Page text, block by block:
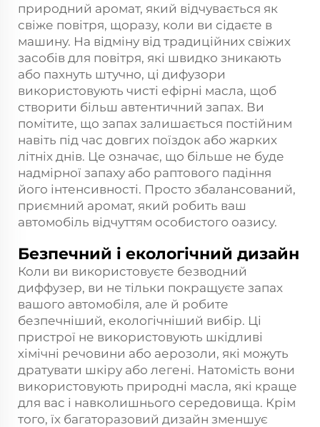
природний аромат, який відчувається як
свіже повітря, щоразу, коли ви сідаєте в
машину. На відміну від традиційних свіжих
засобів для повітря, які швидко зникають
або пахнуть штучно, ці дифузори
використовують чисті ефірні масла, щоб
створити більш автентичний запах. Ви
помітите, що запах залишається постійним
навіть під час довгих поїздок або жарких
літніх днів. Це означає, що більше не буде
надмірної запаху або раптового падіння
його інтенсивності. Просто збалансований,
приємний аромат, який робить ваш
автомобіль відчуттям особистого оазису.
Безпечний і екологічний дизайн
Коли ви використовуєте безводний
диффузер, ви не тільки покращуєте запах
вашого автомобіля, але й робите
безпечніший, екологічніший вибір. Ці
пристрої не використовують шкідливі
хімічні речовини або аерозоли, які можуть
дратувати шкіру або легені. Натомість вони
використовують природні масла, які краще
для вас і навколишнього середовища. Крім
того, їх багаторазовий дизайн зменшує